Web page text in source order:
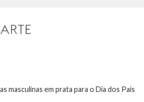
masculinas em prata para o Dia dos Pais